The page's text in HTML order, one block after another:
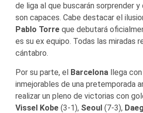
de liga al que buscarán sorprender
son capaces. Cabe destacar el
Pablo Torre que debutará
es su ex equipo. Todas las miradas
cántabro.
Por su parte, el Barcelona llega
inmejorables de una pretemporada
realizar un pleno de victorias con
Vissel Kobe (3-1), Seoul (7-3),